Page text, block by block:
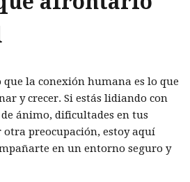
que la conexión humana es lo que
y crecer. Si estás lidiando con
ánimo, dificultades en tus
preocupación, estoy aquí
en un entorno seguro y